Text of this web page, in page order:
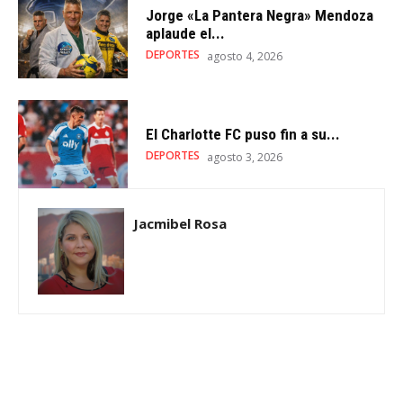
Jorge «La Pantera Negra» Mendoza
aplaude el...
DEPORTES agosto 4, 2026
El Charlotte FC puso fin a su...
DEPORTES agosto 3, 2026
Jacmibel Rosa